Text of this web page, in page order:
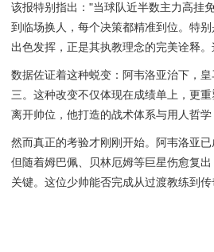
该报特别指出："当球队近半数主力高挂
到临场换人，每个决策都精准到位。特
出色发挥，正是其执教理念的完美诠释
数据佐证着这种蜕变：阿韦洛亚治下，
三。这种改变不仅体现在成绩单上，更
离开帅位，他打造的战术体系与用人哲
然而真正的考验才刚刚开始。阿韦洛亚
但随着姆巴佩、贝林厄姆等巨星伤愈复
关键。这位少帅能否完成从过渡教练到